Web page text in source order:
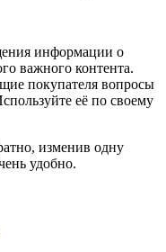
информации о
важного контента.
покупателя вопросы
её по своему
изменив одну
удобно.